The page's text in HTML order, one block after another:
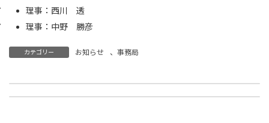
理事：西川 透
理事：中野 勝彦
カテゴリー お知らせ 、 事務局
【事務局】福井県サッカー協会主催 7月11日(土)～12日(日) 「FFA SPORTS FESTIVAL」3×3 FOOTBALL 参加者募集